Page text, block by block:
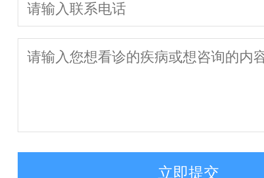
立即提交